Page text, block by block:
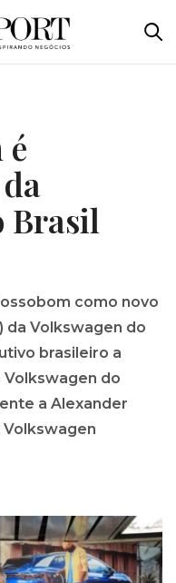
é
Brasil
como novo
da Volkswagen do
brasileiro a
Volkswagen do
a Alexander
Volkswagen